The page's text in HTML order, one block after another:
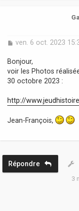
M
s
s
a
g
ven. 6 oct. 2023
Bonjour,
voir les Photos
30 octobre 2023 :
http://
Jean-François,
Répondre
3